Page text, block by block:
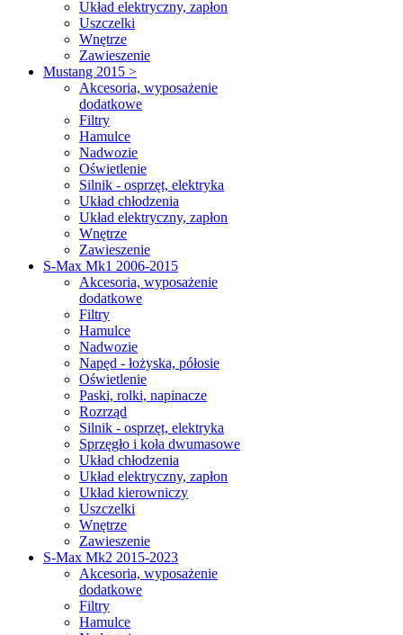
Układ elektryczny, zapłon
Uszczelki
Wnętrze
Zawieszenie
Mustang 2015 >
Akcesoria, wyposażenie
dodatkowe
Filtry
Hamulce
Nadwozie
Oświetlenie
Silnik - osprzęt, elektryka
Układ chłodzenia
Układ elektryczny, zapłon
Wnętrze
Zawieszenie
S-Max Mk1 2006-2015
Akcesoria, wyposażenie
dodatkowe
Filtry
Hamulce
Nadwozie
Napęd - łożyska, półosie
Oświetlenie
Paski, rolki, napinacze
Rozrząd
Silnik - osprzęt, elektryka
Sprzęgło i koła dwumasowe
Układ chłodzenia
Układ elektryczny, zapłon
Układ kierowniczy
Uszczelki
Wnętrze
Zawieszenie
S-Max Mk2 2015-2023
Akcesoria, wyposażenie
dodatkowe
Filtry
Hamulce